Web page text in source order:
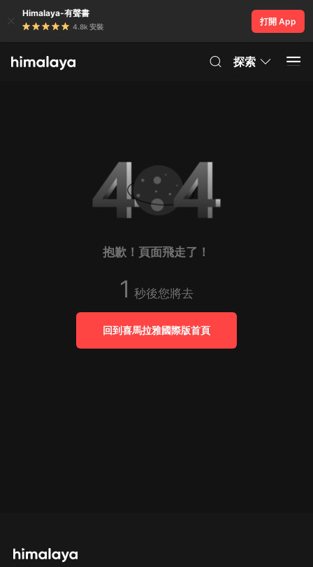
Himalaya-有聲書
4.8k 安裝
打開 App
探索
抱歉！頁面飛走了！
1 秒後您將去
回到喜馬拉雅國際版首頁